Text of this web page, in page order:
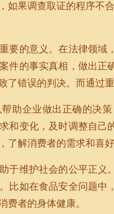
如果调查取证的程序不
要的意义。在法律领域
件的事实真相，做出
了错误的判决。而通过
助企业做出正确的决
和变化，及时调整自己
了解消费者的需求和喜
于维护社会的公平正
比如在食品安全问题
费者的身体健康。